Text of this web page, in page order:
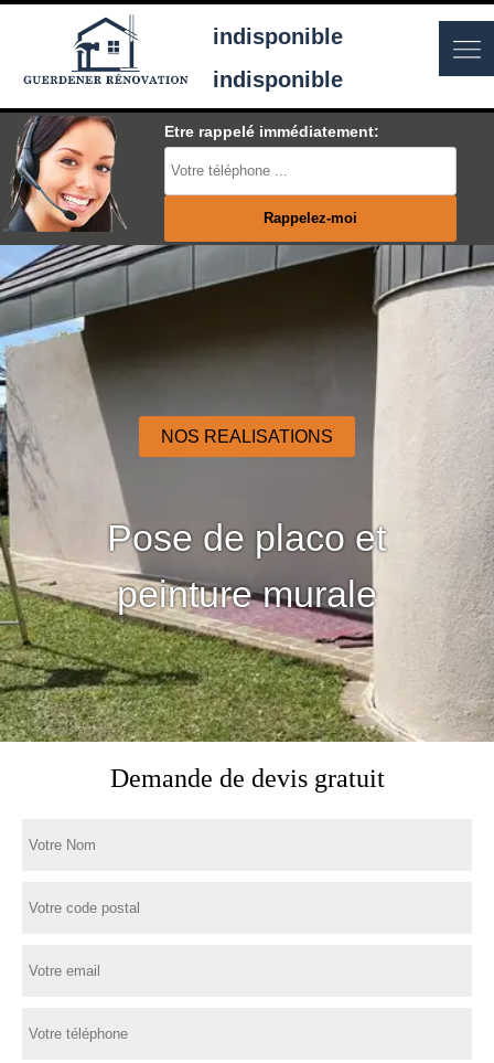
indisponible
indisponible
Etre rappelé immédiatement:
NOS REALISATIONS
Pose de placo et
peinture murale
Demande de devis gratuit